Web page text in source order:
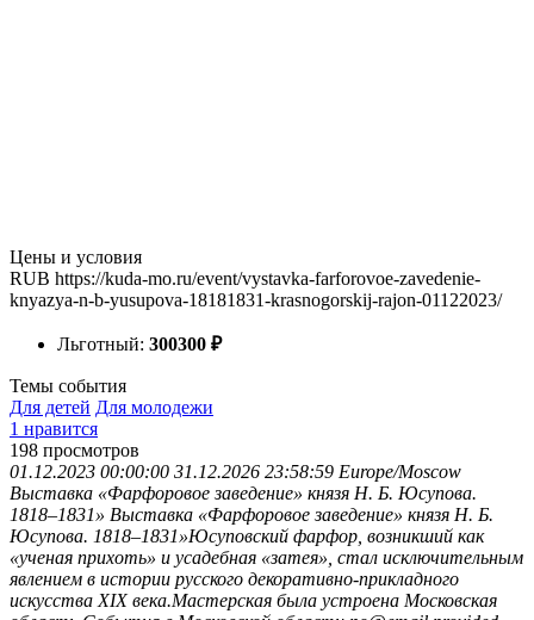
Цены и условия
RUB https://kuda-mo.ru/event/vystavka-farforovoe-zavedenie-
knyazya-n-b-yusupova-18181831-krasnogorskij-rajon-01122023/
Льготный: 300300 ₽
Темы события
Для детей Для молодежи
1 нравится
198 просмотров
01.12.2023 00:00:00 31.12.2026 23:58:59 Europe/Moscow
Выставка «Фарфоровое заведение» князя Н. Б. Юсупова.
1818‒1831» Выставка «Фарфоровое заведение» князя Н. Б.
Юсупова. 1818‒1831»Юсуповский фарфор, возникший как
«ученая прихоть» и усадебная «затея», стал исключительным
явлением в истории русского декоративно-прикладного
искусства XIX века.Мастерская была устроена Московская